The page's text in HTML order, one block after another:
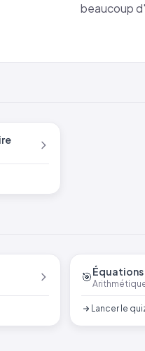
beaucoup
🎯
Lancer le